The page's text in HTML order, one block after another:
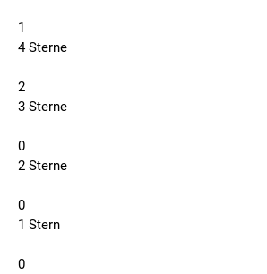
1
4 Sterne
2
3 Sterne
0
2 Sterne
0
1 Stern
0